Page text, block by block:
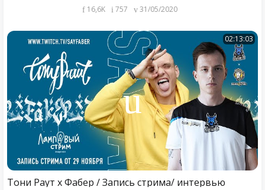
16,6K 757 31/05/2020
02:13:03
Тони Раут х Фабер / Запись стрима/ интервью